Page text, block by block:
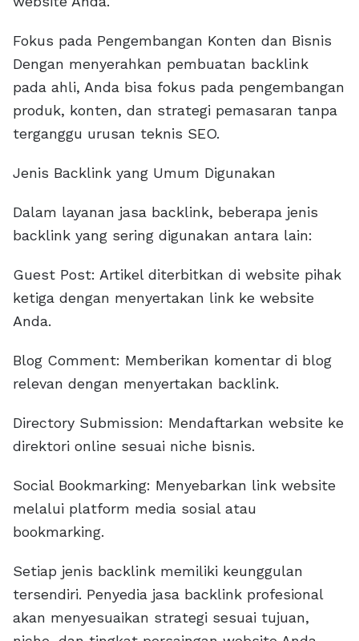
Fokus pada Pengembangan Konten dan Bisnis
Dengan menyerahkan pembuatan backlink
pada ahli, Anda bisa fokus pada pengembangan
produk, konten, dan strategi pemasaran tanpa
terganggu urusan teknis SEO.
Jenis Backlink yang Umum Digunakan
Dalam layanan jasa backlink, beberapa jenis
backlink yang sering digunakan antara lain:
Guest Post: Artikel diterbitkan di website pihak
ketiga dengan menyertakan link ke website
Anda.
Blog Comment: Memberikan komentar di blog
relevan dengan menyertakan backlink.
Directory Submission: Mendaftarkan website ke
direktori online sesuai niche bisnis.
Social Bookmarking: Menyebarkan link website
melalui platform media sosial atau
bookmarking.
Setiap jenis backlink memiliki keunggulan
tersendiri. Penyedia jasa backlink profesional
akan menyesuaikan strategi sesuai tujuan,